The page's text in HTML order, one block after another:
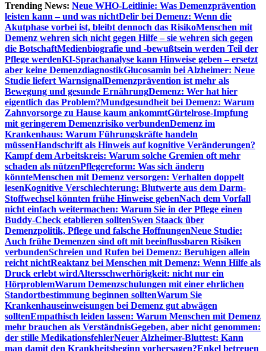
Trending News: Neue WHO-Leitlinie: Was Demenzprävention
leisten kann – und was nichtDelir bei Demenz: Wenn die
Akutphase vorbei ist, bleibt dennoch das RisikoMenschen mit
Demenz wehren sich nicht gegen Hilfe – sie wehren sich gegen
die BotschaftMedienbiografie und -bewußtsein werden Teil der
Pflege werdenKI-Sprachanalyse kann Hinweise geben – ersetzt
aber keine DemenzdiagnostikGlucosamin bei Alzheimer: Neue
Studie liefert WarnsignalDemenzprävention ist mehr als
Bewegung und gesunde ErnährungDemenz: Wer hat hier
eigentlich das Problem?Mundgesundheit bei Demenz: Warum
Zahnvorsorge zu Hause kaum ankommtGürtelrose-Impfung
mit geringerem Demenzrisiko verbundenDemenz im
Krankenhaus: Warum Führungskräfte handeln
müssenHandschrift als Hinweis auf kognitive Veränderungen?
Kampf dem Arbeitskreis: Warum solche Gremien oft mehr
schaden als nützenPflegereform: Was sich ändern
könnteMenschen mit Demenz versorgen: Verhalten doppelt
lesenKognitive Verschlechterung: Blutwerte aus dem Darm-
Stoffwechsel könnten frühe Hinweise gebenNach dem Vorfall
nicht einfach weitermachen: Warum Sie in der Pflege einen
Buddy-Check etablieren solltenSwen Staack über
Demenzpolitik, Pflege und falsche HoffnungenNeue Studie:
Auch frühe Demenzen sind oft mit beeinflussbaren Risiken
verbundenSchreien und Rufen bei Demenz: Beruhigen allein
reicht nichtReaktanz bei Menschen mit Demenz: Wenn Hilfe als
Druck erlebt wirdAltersschwerhörigkeit: nicht nur ein
HörproblemWarum Demenzschulungen mit einer ehrlichen
Standortbestimmung beginnen solltenWarum Sie
Krankenhauseinweisungen bei Demenz gut abwägen
solltenEmpathisch leiden lassen: Warum Menschen mit Demenz
mehr brauchen als VerständnisGegeben, aber nicht genommen:
der stille MedikationsfehlerNeuer Alzheimer-Bluttest: Kann
man damit den Krankheitsbeginn vorhersagen?Enkel betreuen